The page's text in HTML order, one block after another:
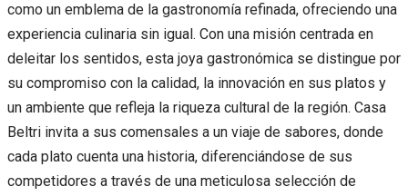
como un emblema de la gastronomía refinada, ofreciendo una
experiencia culinaria sin igual. Con una misión centrada en
deleitar los sentidos, esta joya gastronómica se distingue por
su compromiso con la calidad, la innovación en sus platos y
un ambiente que refleja la riqueza cultural de la región. Casa
Beltri invita a sus comensales a un viaje de sabores, donde
cada plato cuenta una historia, diferenciándose de sus
competidores a través de una meticulosa selección de